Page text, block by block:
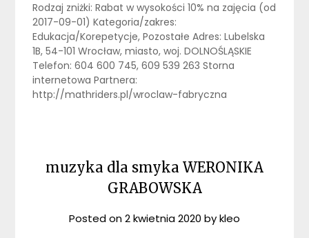
Rodzaj zniżki: Rabat w wysokości 10% na zajęcia (od
2017-09-01) Kategoria/zakres:
Edukacja/Korepetycje, Pozostałe Adres: Lubelska
1B, 54-101 Wrocław, miasto, woj. DOLNOŚLĄSKIE
Telefon: 604 600 745, 609 539 263 Storna
internetowa Partnera:
http://mathriders.pl/wroclaw-fabryczna
muzyka dla smyka WERONIKA
GRABOWSKA
Posted on2 kwietnia 2020 bykleo